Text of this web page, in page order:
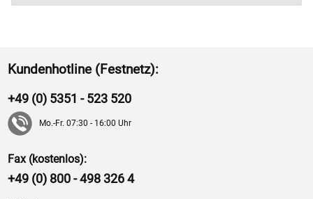
Kundenhotline (Festnetz):
+49 (0) 5351 - 523 520
Mo.-Fr. 07:30 - 16:00 Uhr
Fax (kostenlos):
+49 (0) 800 - 498 326 4